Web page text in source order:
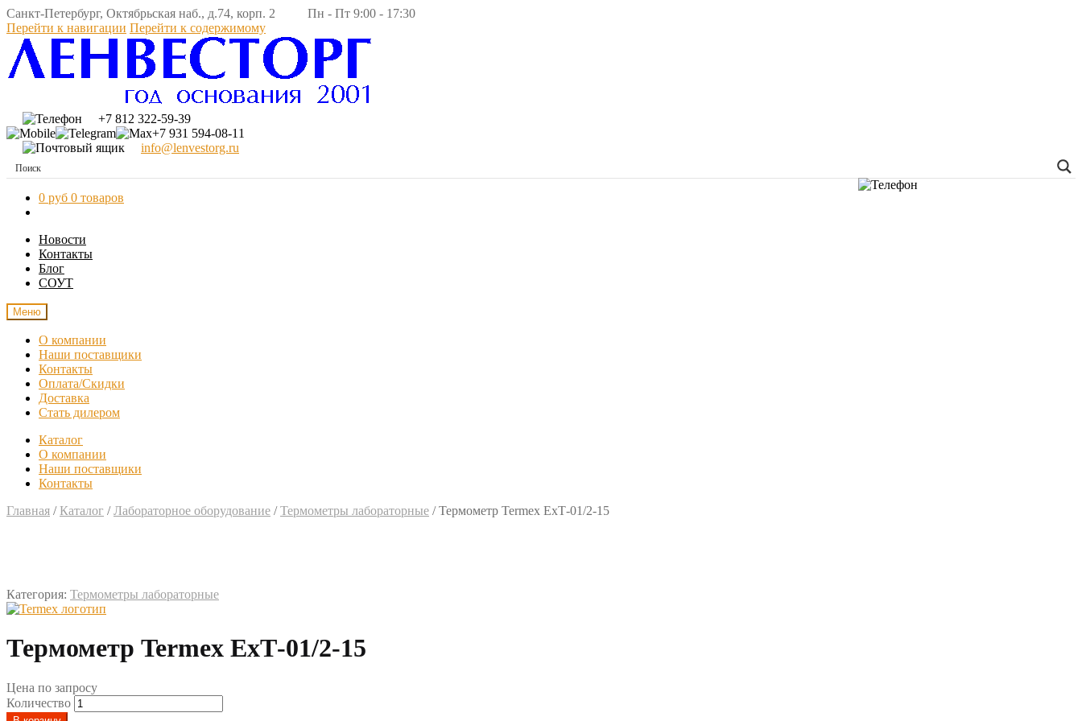
Санкт-Петербург, Октябрьская наб., д.74, корп. 2 Пн - Пт 9:00 - 17:30
Перейти к навигации Перейти к содержимому
+7 812 322-59-39
+7 931 594-08-11
info@lenvestorg.ru
0 руб 0 товаров
Новости
Контакты
Блог
СОУТ
Меню
О компании
Наши поставщики
Контакты
Оплата/Скидки
Доставка
Стать дилером
Каталог
О компании
Наши поставщики
Контакты
Главная / Каталог /Лабораторное оборудование /Термометры лабораторные /Термометр Termex ЕхТ-01/2-15
Категория: Термометры лабораторные
Термометр Termex ЕхТ-01/2-15
Цена по запросу
Количество